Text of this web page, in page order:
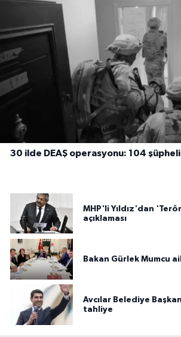
30 ilde DEAŞ operasyonu: 104 şüpheli
MHP'li Yıldız'dan
açıklaması
Bakan Gürlek Mumcu
Avcılar Belediye
tahliye